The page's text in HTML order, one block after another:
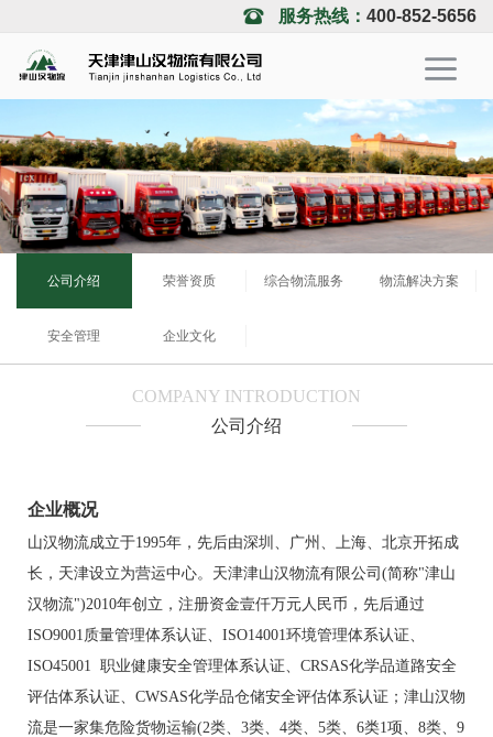
服务热线： 400-852-5656
公司介绍 荣誉资质 综合物流服务 物流解决方案
安全管理 企业文化
COMPANY INTRODUCTION
公司介绍
企业概况
山汉物流成立于1995年，先后由深圳、广州、上海、北京开拓成
长，天津设立为营运中心。天津津山汉物流有限公司(简称"津山
汉物流")2010年创立，注册资金壹仟万元人民币，先后通过
ISO9001质量管理体系认证、ISO14001环境管理体系认证、
ISO45001 职业健康安全管理体系认证、CRSAS化学品道路安全
评估体系认证、CWSAS化学品仓储安全评估体系认证；津山汉物
流是一家集危险货物运输(2类、3类、4类、5类、6类1项、8类、9